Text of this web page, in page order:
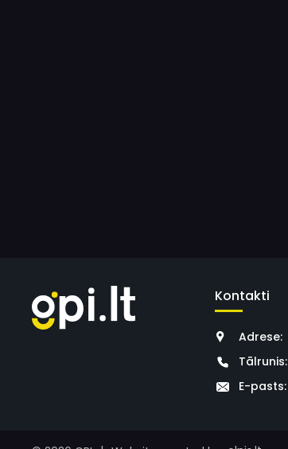
Kontakti
Adrese:
Tālrunis:
E-pasts: